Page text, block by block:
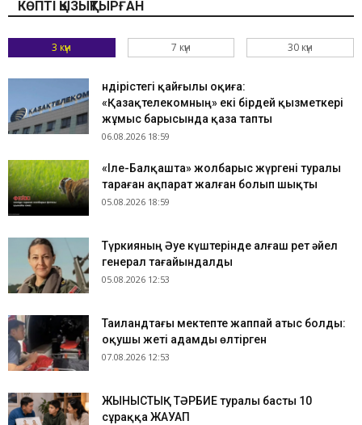
КӨПТІ ҚЫЗЫҚТЫРҒАН
3 күн 7 күн 30 күн
Өндірістегі қайғылы оқиға:
«Қазақтелекомның» екі бірдей қызметкері
жұмыс барысында қаза тапты
06.08.2026 18:59
«Іле-Балқашта» жолбарыс жүргені туралы
тараған ақпарат жалған болып шықты
05.08.2026 18:59
Түркияның Әуе күштерінде алғаш рет әйел
генерал тағайындалды
05.08.2026 12:53
Таиландтағы мектепте жаппай атыс болды:
оқушы жеті адамды өлтірген
07.08.2026 12:53
ЖЫНЫСТЫҚ ТӘРБИЕ туралы басты 10
сұраққа ЖАУАП